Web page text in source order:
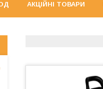
АКЦІЙНІ ТОВАРИ